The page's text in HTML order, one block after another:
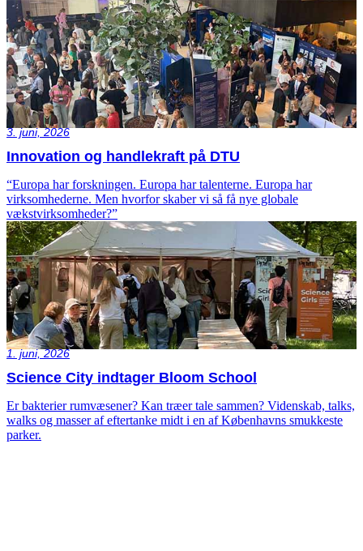
3. juni, 2026
Innovation og handlekraft på DTU
“Europa har forskningen. Europa har talenterne. Europa har
virksomhederne. Men hvorfor skaber vi så få nye globale
vækstvirksomheder?”
1. juni, 2026
Science City indtager Bloom School
Er bakterier rumvæsener? Kan træer tale sammen? Videnskab, talks,
walks og masser af eftertanke midt i en af Københavns smukkeste
parker.